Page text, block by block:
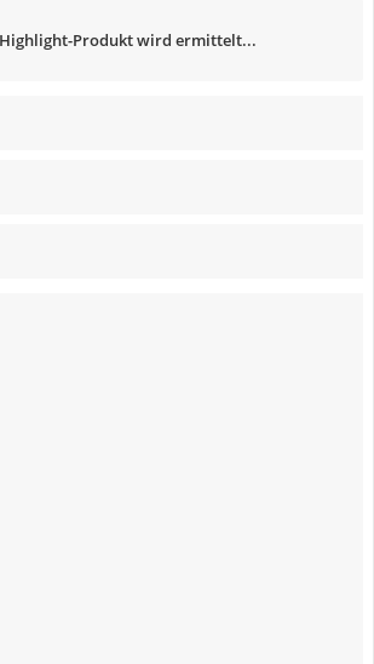
Produkt wird ermittelt...